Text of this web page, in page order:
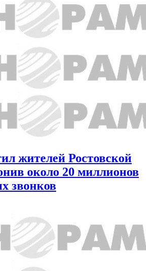
жителей Ростовской
около 20 миллионов
звонков